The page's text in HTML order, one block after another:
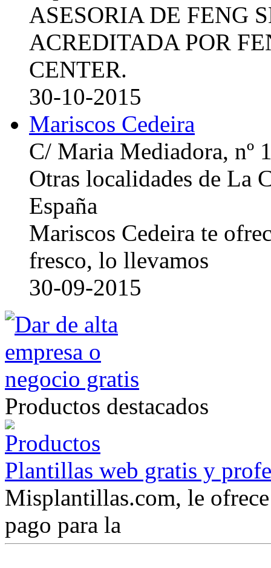
ASESORIA DE FENG
ACREDITADA POR
CENTER.
30-10-2015
Mariscos Cedeira
C/ Maria Mediadora, nº
Otras localidades de La
España
Mariscos Cedeira te
fresco, lo llevamos
30-09-2015
Productos destacados
Plantillas web gratis y
Misplantillas.com, le
pago para la